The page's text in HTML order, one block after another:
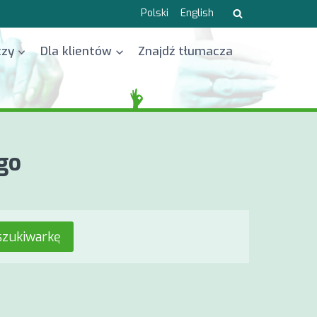
Polski English
Dla klientów Znajdź tłumacza